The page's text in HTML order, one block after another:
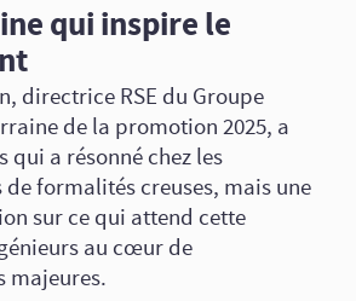
qui inspire le
directrice RSE du Groupe
de la promotion 2025, a
qui a résonné chez les
de formalités creuses, mais une
sur ce qui attend cette
au cœur de
majeures.